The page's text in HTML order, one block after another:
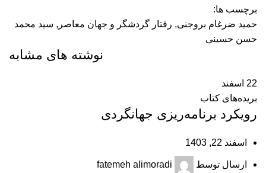
برچسب ها:
حمید ضرغام بروجنی, رفتار گردشگر و جهان معاصر , سید محمد
حسن حسینی
نوشته های مشابه
22 اسفند
بریده‌های کتاب
رویکرد برنامه‌‏ریزی جهانگردی
اسفند 22, 1403
ارسال توسط fatemeh alimoradi